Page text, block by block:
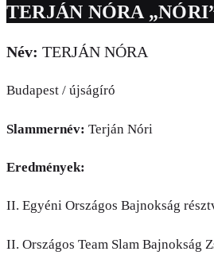
TERJÁN NÓRA
Név: TERJÁN NÓRA
Budapest / újságíró
Slammernév: Terján Nóri
Eredmények:
II. Egyéni Országos Bajnokság
II. Országos Team Slam Bajnokság